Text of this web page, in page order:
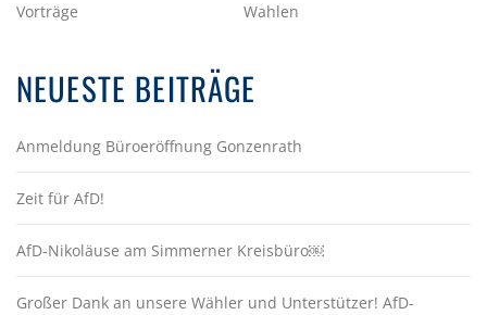
Vorträge
Wahlen
NEUESTE BEITRÄGE
Anmeldung Büroeröffnung Gonzenrath
Zeit für AfD!
AfD-Nikoläuse am Simmerner Kreisbüro￼
Großer Dank an unsere Wähler und Unterstützer! AfD-